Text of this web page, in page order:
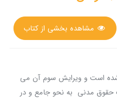
مشاهده بخشی از کتاب
شده است و ویرایش سوم آن می
مدنی به نحو جامع و در